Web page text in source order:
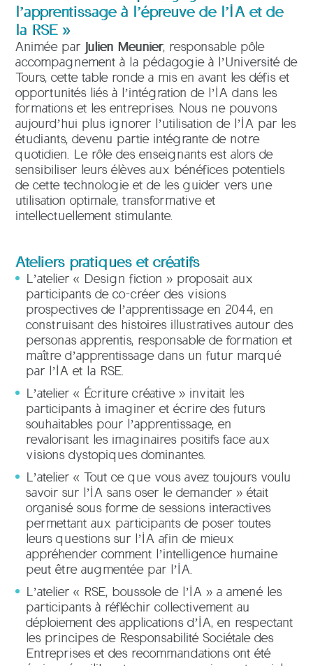
l’apprentissage à l’épreuve de l’IA et de
la RSE »
Animée par Julien Meunier, responsable pôle
accompagnement à la pédagogie à l’Université de
Tours, cette table ronde a mis en avant les défis et
opportunités liés à l’intégration de l’IA dans les
formations et les entreprises. Nous ne pouvons
aujourd’hui plus ignorer l’utilisation de l’IA par les
étudiants, devenu partie intégrante de notre
quotidien. Le rôle des enseignants est alors de
sensibiliser leurs élèves aux bénéfices potentiels
de cette technologie et de les guider vers une
utilisation optimale, transformative et
intellectuellement stimulante.
Ateliers pratiques et créatifs
L’atelier « Design fiction » proposait aux
participants de co-créer des visions
prospectives de l’apprentissage en 2044, en
construisant des histoires illustratives autour des
personas apprentis, responsable de formation et
maître d’apprentissage dans un futur marqué
par l’IA et la RSE.
L’atelier « Écriture créative » invitait les
participants à imaginer et écrire des futurs
souhaitables pour l’apprentissage, en
revalorisant les imaginaires positifs face aux
visions dystopiques dominantes.
L’atelier « Tout ce que vous avez toujours voulu
savoir sur l’IA sans oser le demander » était
organisé sous forme de sessions interactives
permettant aux participants de poser toutes
leurs questions sur l’IA afin de mieux
appréhender comment l’intelligence humaine
peut être augmentée par l’IA.
L’atelier « RSE, boussole de l’IA » a amené les
participants à réfléchir collectivement au
déploiement des applications d’IA, en respectant
les principes de Responsabilité Sociétale des
Entreprises et des recommandations ont été